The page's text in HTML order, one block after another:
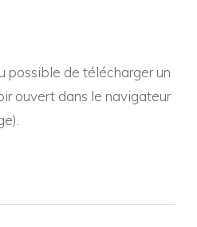
possible de télécharger un
ouvert dans le navigateur